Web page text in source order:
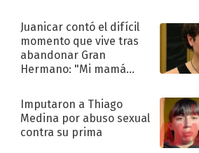
Juanicar contó el difícil
momento que vive tras
abandonar Gran
Hermano: "Mi mamá
Imputaron a Thiago
Medina por abuso sexual
contra su prima